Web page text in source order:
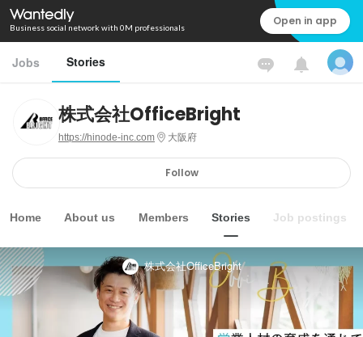
Business social network with 0M professionals Open in app
Jobs Stories
株式会社OfficeBright
https://hinode-inc.com 大阪府
Follow
Home About us Members Stories Job postings
株式会社OfficeBright